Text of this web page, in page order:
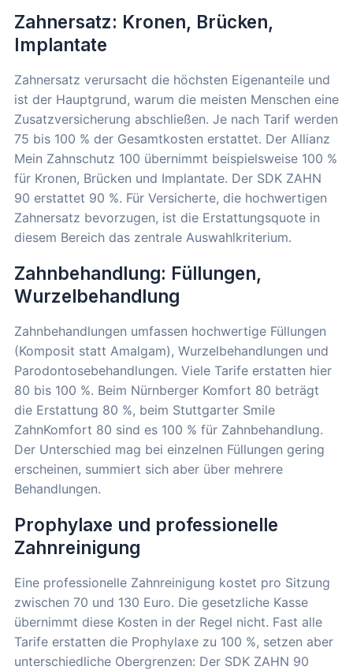
Zahnersatz: Kronen, Brücken,
Implantate
Zahnersatz verursacht die höchsten Eigenanteile und
ist der Hauptgrund, warum die meisten Menschen eine
Zusatzversicherung abschließen. Je nach Tarif werden
75 bis 100 % der Gesamtkosten erstattet. Der Allianz
Mein Zahnschutz 100 übernimmt beispielsweise 100 %
für Kronen, Brücken und Implantate. Der SDK ZAHN
90 erstattet 90 %. Für Versicherte, die hochwertigen
Zahnersatz bevorzugen, ist die Erstattungsquote in
diesem Bereich das zentrale Auswahlkriterium.
Zahnbehandlung: Füllungen,
Wurzelbehandlung
Zahnbehandlungen umfassen hochwertige Füllungen
(Komposit statt Amalgam), Wurzelbehandlungen und
Parodontosebehandlungen. Viele Tarife erstatten hier
80 bis 100 %. Beim Nürnberger Komfort 80 beträgt
die Erstattung 80 %, beim Stuttgarter Smile
ZahnKomfort 80 sind es 100 % für Zahnbehandlung.
Der Unterschied mag bei einzelnen Füllungen gering
erscheinen, summiert sich aber über mehrere
Behandlungen.
Prophylaxe und professionelle
Zahnreinigung
Eine professionelle Zahnreinigung kostet pro Sitzung
zwischen 70 und 130 Euro. Die gesetzliche Kasse
übernimmt diese Kosten in der Regel nicht. Fast alle
Tarife erstatten die Prophylaxe zu 100 %, setzen aber
unterschiedliche Obergrenzen: Der SDK ZAHN 90